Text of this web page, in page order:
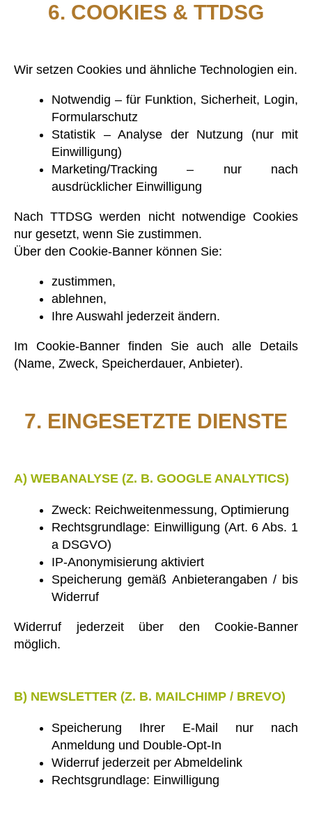
6. COOKIES & TTDSG
Wir setzen Cookies und ähnliche Technologien ein.
Notwendig – für Funktion, Sicherheit, Login,
Formularschutz
Statistik – Analyse der Nutzung (nur mit
Einwilligung)
Marketing/Tracking – nur nach
ausdrücklicher Einwilligung
Nach TTDSG werden nicht notwendige Cookies
nur gesetzt, wenn Sie zustimmen.
Über den Cookie-Banner können Sie:
zustimmen,
ablehnen,
Ihre Auswahl jederzeit ändern.
Im Cookie-Banner finden Sie auch alle Details
(Name, Zweck, Speicherdauer, Anbieter).
7. EINGESETZTE DIENSTE
A) WEBANALYSE (Z. B. GOOGLE ANALYTICS)
Zweck: Reichweitenmessung, Optimierung
Rechtsgrundlage: Einwilligung (Art. 6 Abs. 1
a DSGVO)
IP-Anonymisierung aktiviert
Speicherung gemäß Anbieterangaben / bis
Widerruf
Widerruf jederzeit über den Cookie-Banner
möglich.
B) NEWSLETTER (Z. B. MAILCHIMP / BREVO)
Speicherung Ihrer E-Mail nur nach
Anmeldung und Double-Opt-In
Widerruf jederzeit per Abmeldelink
Rechtsgrundlage: Einwilligung